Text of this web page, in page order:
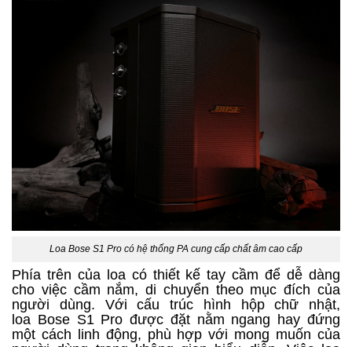
Loa Bose S1 Pro có hệ thống PA cung cấp chất âm cao cấp
Phía trên của loa có thiết kế tay cầm để dễ dàng
cho việc cầm nắm, di chuyển theo mục đích của
người dùng. Với cấu trúc hình hộp chữ nhật,
loa Bose S1 Pro được đặt nằm ngang hay đứng
một cách linh động, phù hợp với mong muốn của